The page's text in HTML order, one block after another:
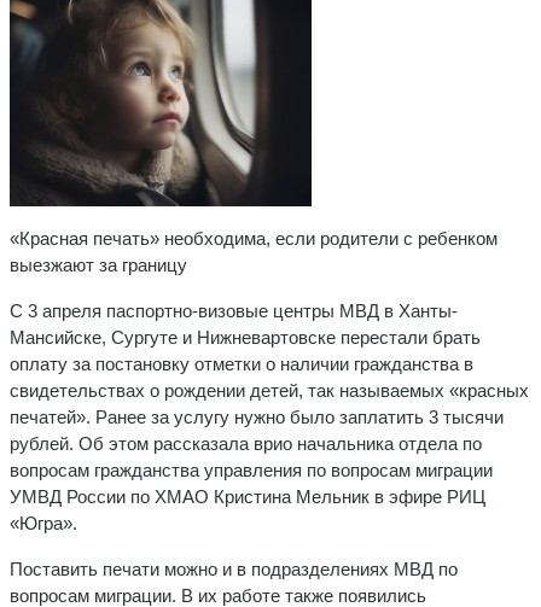
«Красная печать» необходима, если родители с ребенком
выезжают за границу
С 3 апреля паспортно-визовые центры МВД в Ханты-
Мансийске, Сургуте и Нижневартовске перестали брать
оплату за постановку отметки о наличии гражданства в
свидетельствах о рождении детей, так называемых «красных
печатей». Ранее за услугу нужно было заплатить 3 тысячи
рублей. Об этом рассказала врио начальника отдела по
вопросам гражданства управления по вопросам миграции
УМВД России по ХМАО Кристина Мельник в эфире РИЦ
«Югра».
Поставить печати можно и в подразделениях МВД по
вопросам миграции. В их работе также появились